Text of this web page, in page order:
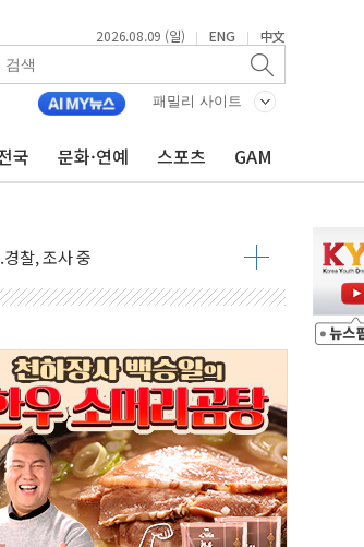
2026.08.09 (일) | ENG | 中文
패밀리 사이트
국 문화·연예 스포츠 GAM
져
' 들어선다
지...金 46.01% vs 鄭 44.53%
표율 68.63%
…金 48.54% vs 鄭 44.40%
48.54% 정청래 44.40%
정청래 45.71% 송영길 6.92%
김민석 46.35% 송영길 5.83%
정청래 41.94% 송영길 7.76%
잇는 시간 되길"